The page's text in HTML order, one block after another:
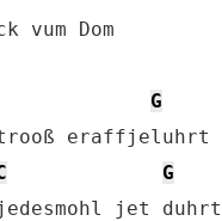
vum Dom
G
eraffjeluhrt
G
jet duhrt